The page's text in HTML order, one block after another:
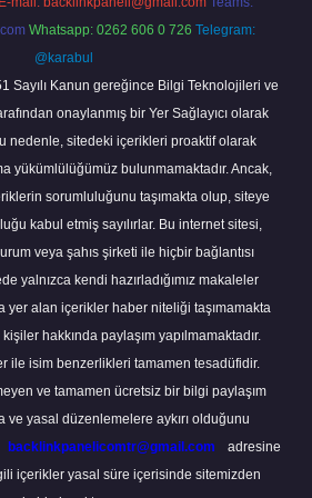
Whatsapp: 0262 606 0 726 Telegram:
@karabul
Sayılı Kanun gereğince Bilgi Teknolojileri ve
onaylanmış bir Yer Sağlayıcı olarak
nedenle, sitedeki içerikleri proaktif olarak
yükümlülüğümüz bulunmamaktadır. Ancak,
sorumluluğunu taşımakta olup, siteye
kabul etmiş sayılırlar. Bu internet sitesi,
veya şahıs şirketi ile hiçbir bağlantısı
yalnızca kendi hazırladığımız makaleler
yer alan içerikler haber niteliği taşımamakta
hakkında paylaşım yapılmamaktadır.
ile isim benzerlikleri tamamen tesadüfidir.
ve tamamen ücretsiz bir bilgi paylaşım
ve yasal düzenlemelere aykırı olduğunu
backlinkpanelicomtr@gmail.com
adresine
içerikler yasal süre içerisinde sitemizden